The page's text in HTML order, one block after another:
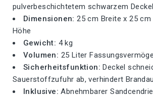
pulverbeschichtetem schwarzem Deckel
Dimensionen: 25 cm Breite x 25
Höhe
Gewicht: 4 kg
Volumen: 25 Liter
Sicherheitsfunktion: Deckel
Sauerstoffzufuhr ab, verhindert
Inklusive: Abnehmbarer